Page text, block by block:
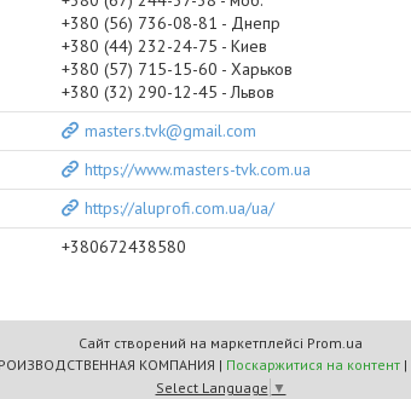
+380 (56) 736-08-81
Днепр
+380 (44) 232-24-75
Киев
+380 (57) 715-15-60
Харьков
+380 (32) 290-12-45
Львов
masters.tvk@gmail.com
https://www.masters-tvk.com.ua
https://aluprofi.com.ua/ua/
+380672438580
Сайт створений на маркетплейсі Prom.ua
"МАСТЕРС" ТОРГОВО-ПРОИЗВОДСТВЕННАЯ КОМПАНИЯ | Поскаржитися на контент |
Select Language ▼